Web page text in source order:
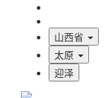
山西省
太原
迎泽